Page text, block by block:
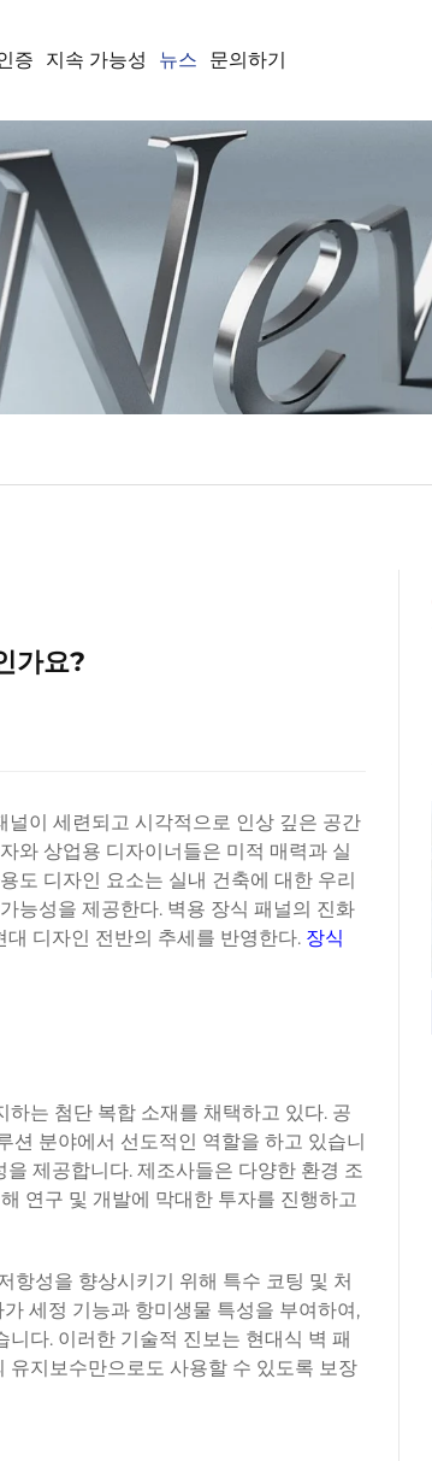
증 지속 가능성 뉴스 문의하기
가요?
널이 세련되고 시각적으로 인상 깊은 공간
와 상업용 디자이너들은 미적 매력과 실
도 디자인 요소는 실내 건축에 대한 우리
능성을 제공한다. 벽용 장식 패널의 진화
디자인 전반의 추세를 반영한다. 장식
는 첨단 복합 소재를 채택하고 있다. 공
션 분야에서 선도적인 역할을 하고 있습니
제공합니다. 제조사들은 다양한 환경 조
연구 및 개발에 막대한 투자를 진행하고
항성을 향상시키기 위해 특수 코팅 및 처
세정 기능과 항미생물 특성을 부여하여,
다. 이러한 기술적 진보는 현대식 벽 패
유지보수만으로도 사용할 수 있도록 보장